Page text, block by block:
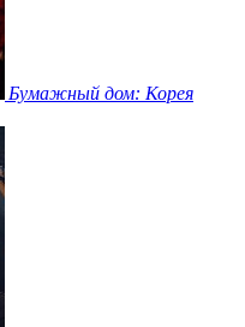
Бумажный дом: Корея